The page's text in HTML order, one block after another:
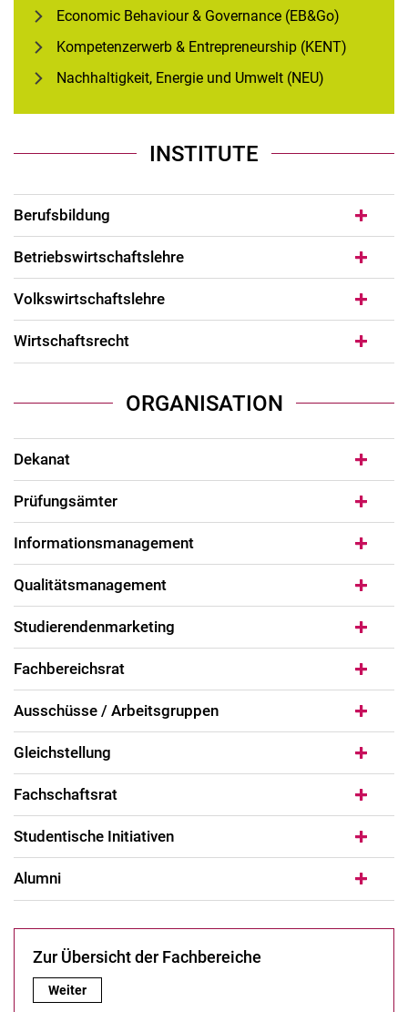
Economic Behaviour & Governance (EB&Go)
Kompetenzerwerb & Entrepreneurship (KENT)
Nachhaltigkeit, Energie und Umwelt (NEU)
INSTITUTE
Berufsbildung
Betriebswirtschaftslehre
Volkswirtschaftslehre
Wirtschaftsrecht
ORGANISATION
Dekanat
Prüfungsämter
Informationsmanagement
Qualitätsmanagement
Studierendenmarketing
Fachbereichsrat
Ausschüsse / Arbeitsgruppen
Gleichstellung
Fachschaftsrat
Studentische Initiativen
Alumni
Zur Übersicht der Fachbereiche
Zur Übersicht der Fachbereiche:
Weiter